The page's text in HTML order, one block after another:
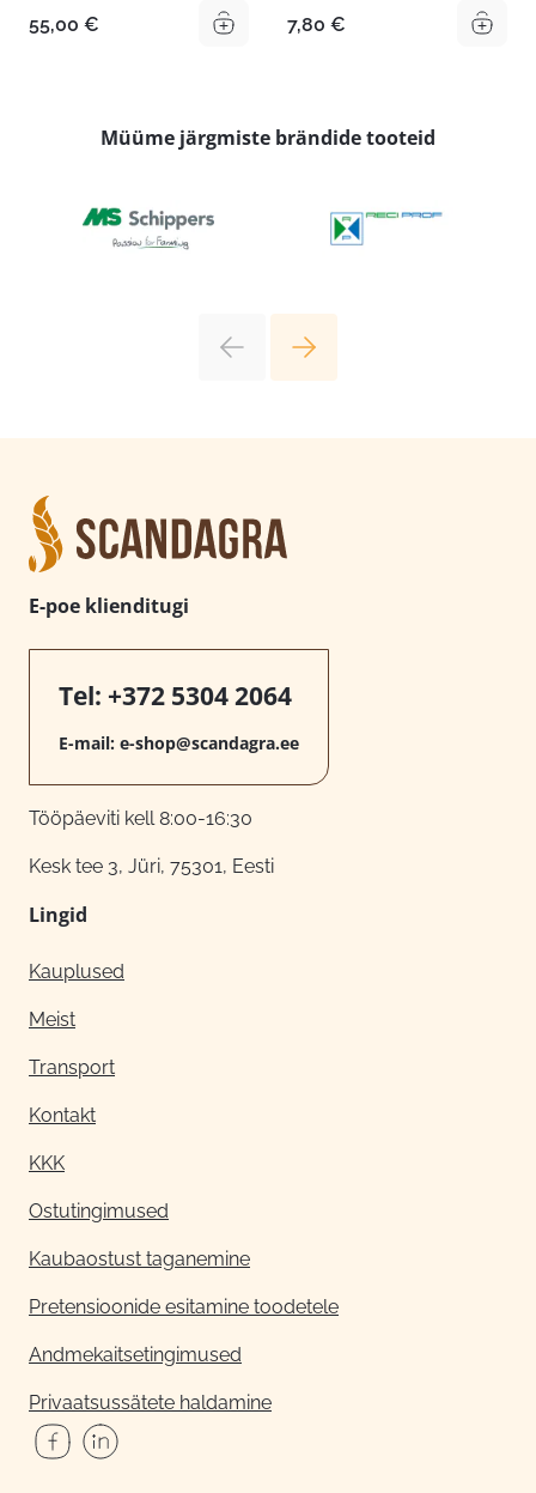
55,00 € 7,80 €
Müüme järgmiste brändide tooteid
E-poe klienditugi
Tel: +372 5304 2064
E-mail: e-shop@scandagra.ee
Tööpäeviti kell 8:00-16:30
Kesk tee 3, Jüri, 75301, Eesti
Lingid
Kauplused
Meist
Transport
Kontakt
KKK
Ostutingimused
Kaubaostust taganemine
Pretensioonide esitamine toodetele
Andmekaitsetingimused
Privaatsussätete haldamine